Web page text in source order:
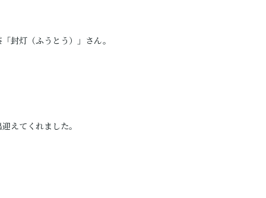
封灯（ふうとう）」さん。
えてくれました。